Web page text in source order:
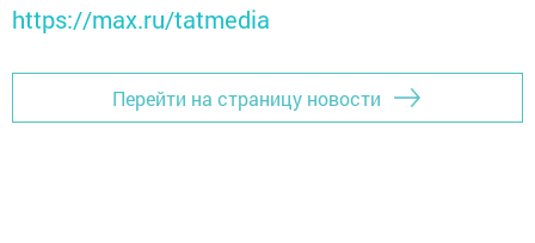
https://max.ru/tatmedia
Перейти на страницу новости